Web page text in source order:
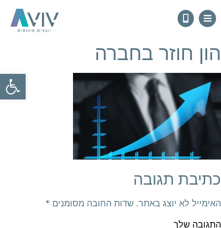
הון חוזר בחברה
כתיבת תגובה
האימייל לא יוצג באתר. שדות החובה מסומנים *
התגובה שלך